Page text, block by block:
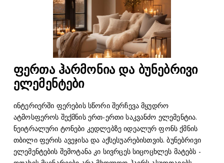
ფერთა ჰარმონია და ბუნებრივი
ელემენტები
ინტერიერში ფერების სწორი შერჩევა მყუდრო
ატმოსფეროს შექმნის ერთ-ერთი საკვანძო ელემენტია.
ნეიტრალური ტონები კედლებზე იდეალურ ფონს ქმნის
თბილი ფერის ავეჯისა და აქსესუარებისთვის. ბუნებრივი
ელემენტების შემოტანა კი სივრცეს სიცოცხლეს მატებს -